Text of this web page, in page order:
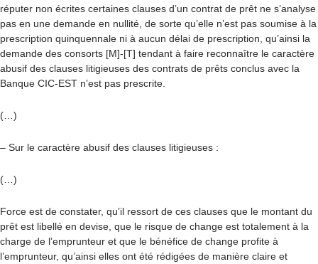
réputer non écrites certaines clauses d’un contrat de prêt ne s’analyse
pas en une demande en nullité, de sorte qu’elle n’est pas soumise à la
prescription quinquennale ni à aucun délai de prescription, qu’ainsi la
demande des consorts [M]-[T] tendant à faire reconnaître le caractère
abusif des clauses litigieuses des contrats de prêts conclus avec la
Banque CIC-EST n’est pas prescrite.
(…)
– Sur le caractère abusif des clauses litigieuses :
(…)
Force est de constater, qu’il ressort de ces clauses que le montant du
prêt est libellé en devise, que le risque de change est totalement à la
charge de l’emprunteur et que le bénéfice de change profite à
l’emprunteur, qu’ainsi elles ont été rédigées de manière claire et